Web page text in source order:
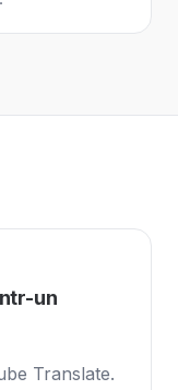
un
Translate.